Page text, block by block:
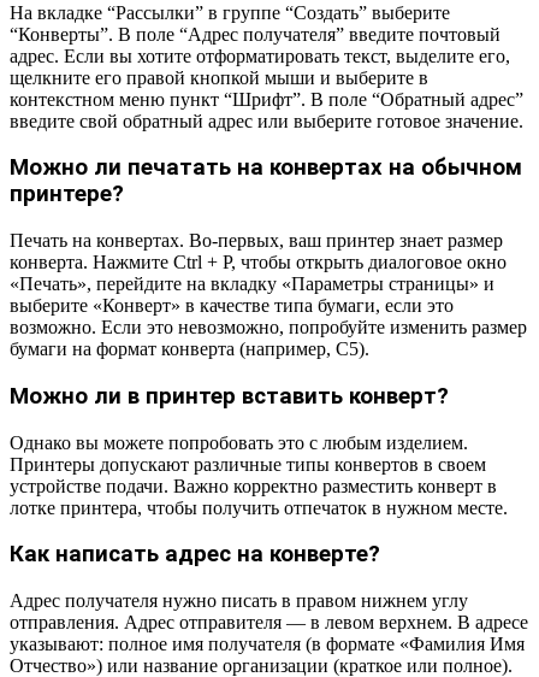
На вкладке “Рассылки” в группе “Создать” выберите
“Конверты”. В поле “Адрес получателя” введите почтовый
адрес. Если вы хотите отформатировать текст, выделите его,
щелкните его правой кнопкой мыши и выберите в
контекстном меню пункт “Шрифт”. В поле “Обратный адрес”
введите свой обратный адрес или выберите готовое значение.
Можно ли печатать на конвертах на обычном
принтере?
Печать на конвертах. Во-первых, ваш принтер знает размер
конверта. Нажмите Ctrl + P, чтобы открыть диалоговое окно
«Печать», перейдите на вкладку «Параметры страницы» и
выберите «Конверт» в качестве типа бумаги, если это
возможно. Если это невозможно, попробуйте изменить размер
бумаги на формат конверта (например, C5).
Можно ли в принтер вставить конверт?
Однако вы можете попробовать это с любым изделием.
Принтеры допускают различные типы конвертов в своем
устройстве подачи. Важно корректно разместить конверт в
лотке принтера, чтобы получить отпечаток в нужном месте.
Как написать адрес на конверте?
Адрес получателя нужно писать в правом нижнем углу
отправления. Адрес отправителя — в левом верхнем. В адресе
указывают: полное имя получателя (в формате «Фамилия Имя
Отчество») или название организации (краткое или полное).